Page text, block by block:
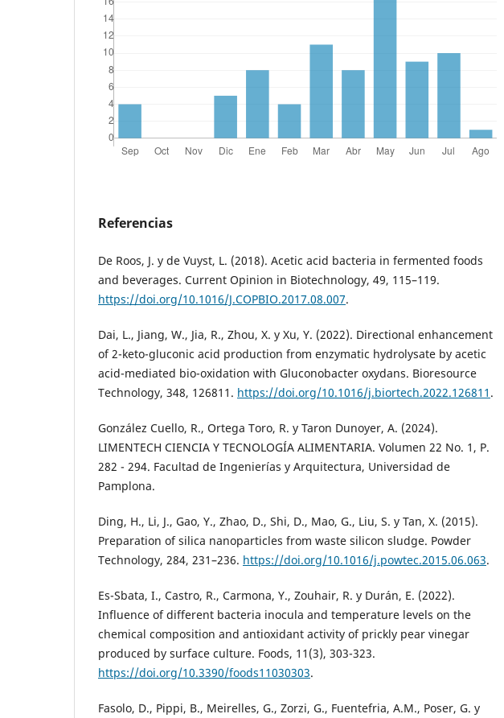
Referencias
De Roos, J. y de Vuyst, L. (2018). Acetic acid bacteria in fermented foods
and beverages. Current Opinion in Biotechnology, 49, 115–119.
https://doi.org/10.1016/J.COPBIO.2017.08.007.
Dai, L., Jiang, W., Jia, R., Zhou, X. y Xu, Y. (2022). Directional enhancement
of 2-keto-gluconic acid production from enzymatic hydrolysate by acetic
acid-mediated bio-oxidation with Gluconobacter oxydans. Bioresource
Technology, 348, 126811. https://doi.org/10.1016/j.biortech.2022.126811 .
González Cuello, R., Ortega Toro, R. y Taron Dunoyer, A. (2024).
LIMENTECH CIENCIA Y TECNOLOGÍA ALIMENTARIA. Volumen 22 No. 1, P.
282 - 294. Facultad de Ingenierías y Arquitectura, Universidad de
Pamplona.
Ding, H., Li, J., Gao, Y., Zhao, D., Shi, D., Mao, G., Liu, S. y Tan, X. (2015).
Preparation of silica nanoparticles from waste silicon sludge. Powder
Technology, 284, 231–236. https://doi.org/10.1016/j.powtec.2015.06.063.
Es-Sbata, I., Castro, R., Carmona, Y., Zouhair, R. y Durán, E. (2022).
Influence of different bacteria inocula and temperature levels on the
chemical composition and antioxidant activity of prickly pear vinegar
produced by surface culture. Foods, 11(3), 303-323.
https://doi.org/10.3390/foods11030303.
Fasolo, D., Pippi, B., Meirelles, G., Zorzi, G., Fuentefria, A.M., Poser, G. y